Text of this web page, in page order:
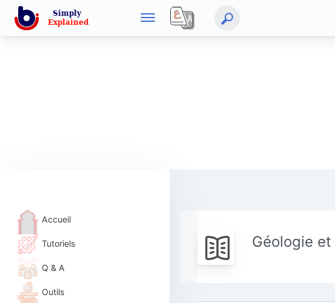
Accueil
Tutoriels
Q & A
Outils
Géologie